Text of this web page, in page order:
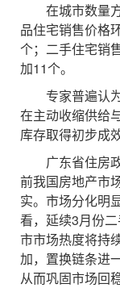
在城市数量方
品住宅销售价格
个；二手住宅销
加11个。
专家普遍认为
在主动收缩供给
库存取得初步成
广东省住房政
前我国房地产市
实。市场分化明
看，延续3月份
市市场热度将持
加，置换链条进
从而巩固市场回